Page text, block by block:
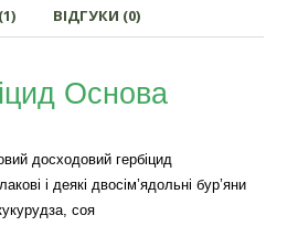
ВІДГУКИ (0)
Основа
досходовий гербіцид
і деякі двосім’ядольні бур’яни
соя